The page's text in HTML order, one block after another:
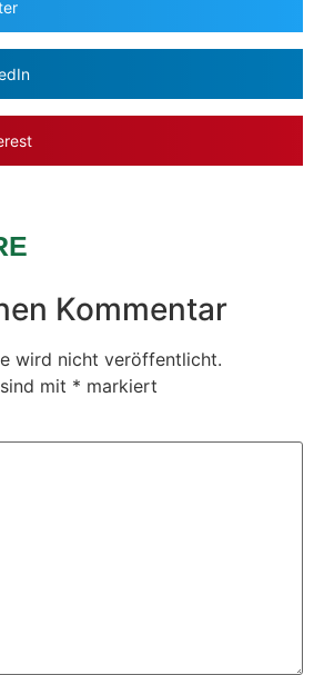
Kommentar
wird nicht veröffentlicht.
mit * markiert